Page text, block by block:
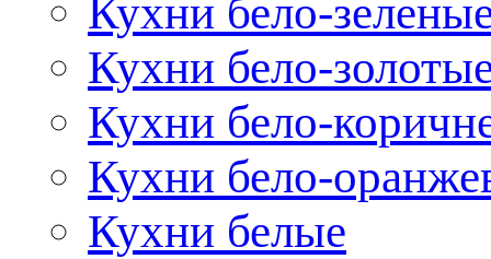
Кухни бело-
Кухни бело-
Кухни бело-
Кухни бело-
Кухни белые